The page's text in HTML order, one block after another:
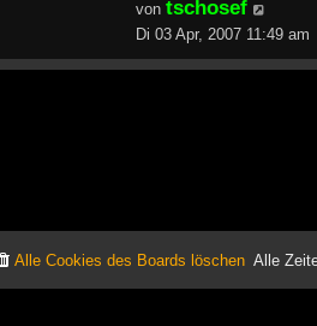
von tschosef
Beitrag
Di 03 Apr, 2007 11:49 am
Alle
Alle Cookies des Boards löschen